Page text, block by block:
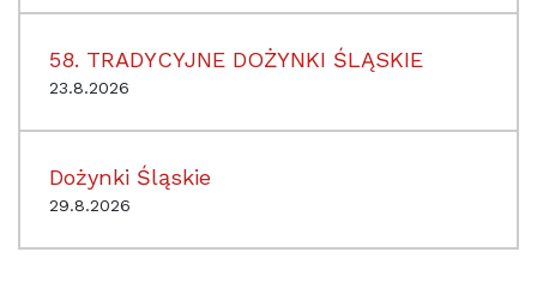
58. TRADYCYJNE DOŻYNKI ŚLĄSKIE
23.8.2026
Dożynki Śląskie
29.8.2026